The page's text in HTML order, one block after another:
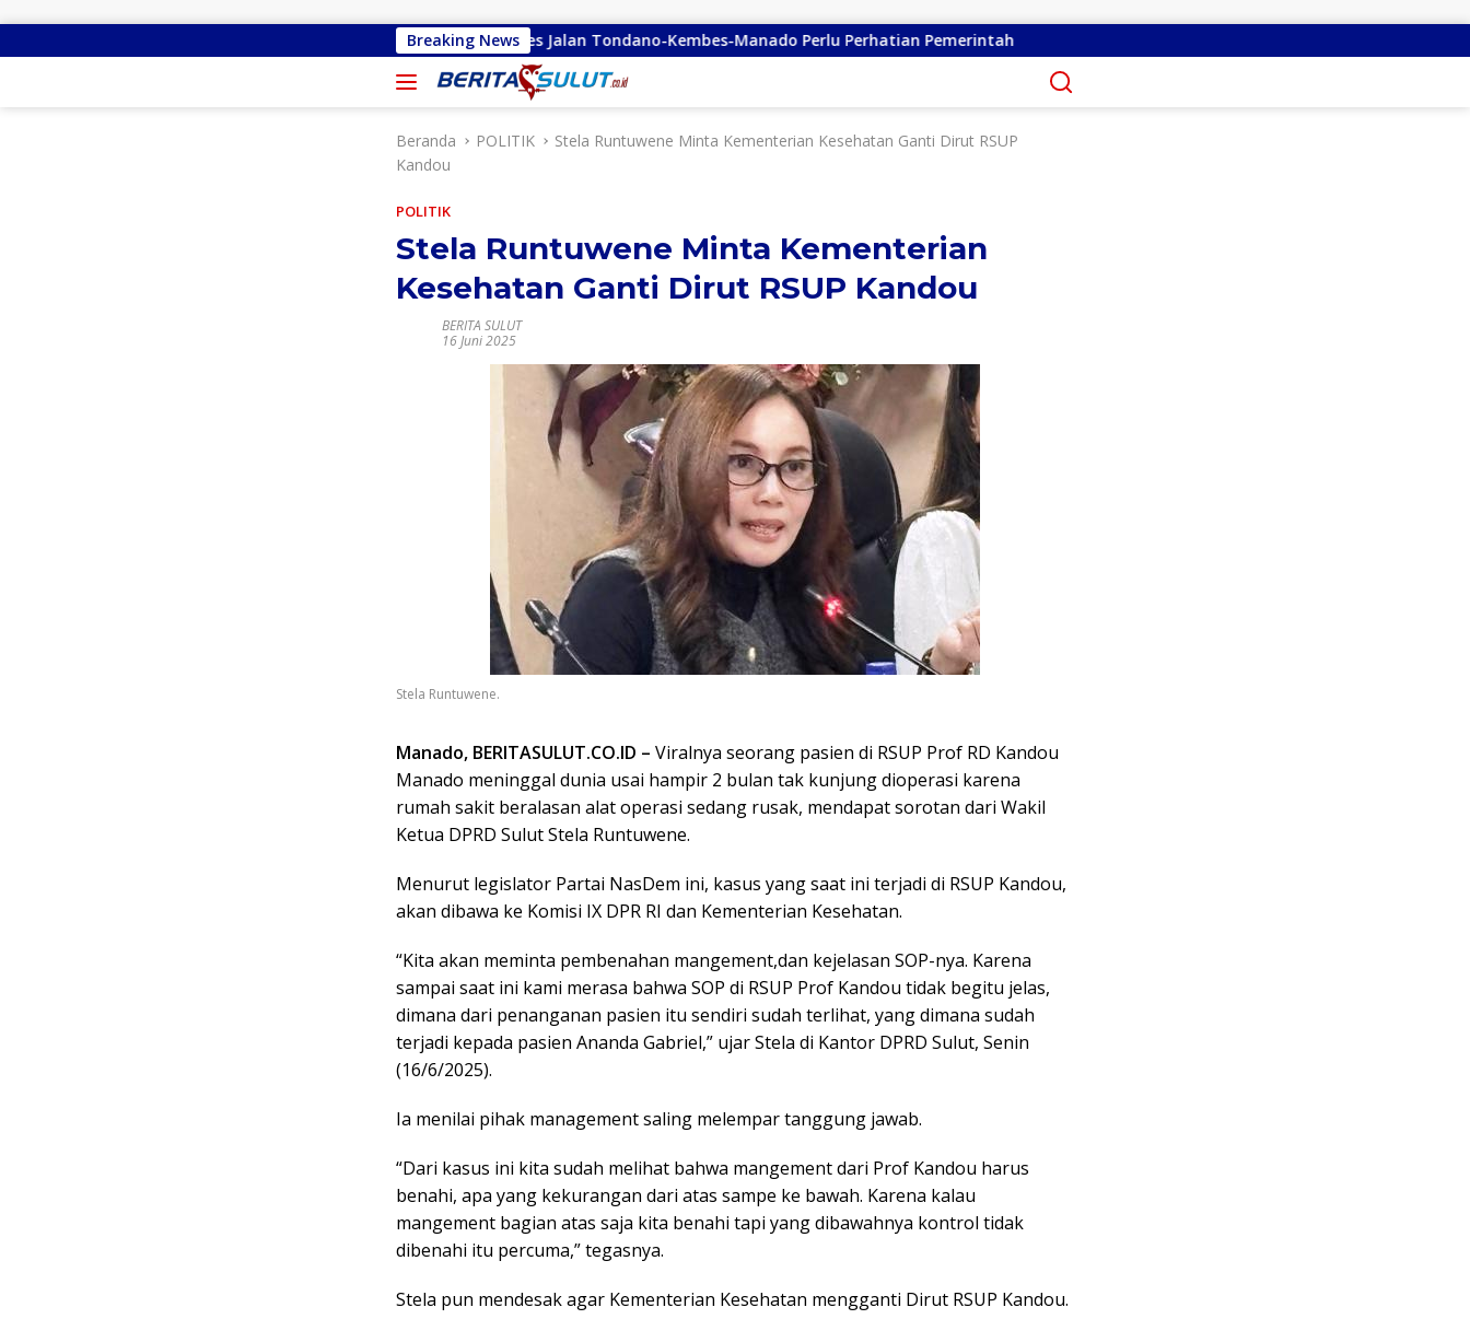
Breaking News
Gracia Yubelinda Oroh Sebut Akses Jalan Tondano-Kembes-Manado Perlu Perhatian Pemerintah Remly Kandoli Sukses Perjuangkan Perbaikan Jalan Pontak-Kalait
Beranda POLITIK
Stela Runtuwene Minta Kementerian Kesehatan Ganti Dirut RSUP
Kandou
POLITIK
Stela Runtuwene Minta Kementerian
Kesehatan Ganti Dirut RSUP Kandou
BERITA SULUT
16 Juni 2025
Stela Runtuwene.
Manado, BERITASULUT.CO.ID – Viralnya seorang pasien di RSUP Prof RD Kandou
Manado meninggal dunia usai hampir 2 bulan tak kunjung dioperasi karena
rumah sakit beralasan alat operasi sedang rusak, mendapat sorotan dari Wakil
Ketua DPRD Sulut Stela Runtuwene.
Menurut legislator Partai NasDem ini, kasus yang saat ini terjadi di RSUP Kandou,
akan dibawa ke Komisi IX DPR RI dan Kementerian Kesehatan.
“Kita akan meminta pembenahan mangement,dan kejelasan SOP-nya. Karena
sampai saat ini kami merasa bahwa SOP di RSUP Prof Kandou tidak begitu jelas,
dimana dari penanganan pasien itu sendiri sudah terlihat, yang dimana sudah
terjadi kepada pasien Ananda Gabriel,” ujar Stela di Kantor DPRD Sulut, Senin
(16/6/2025).
Ia menilai pihak management saling melempar tanggung jawab.
“Dari kasus ini kita sudah melihat bahwa mangement dari Prof Kandou harus
benahi, apa yang kekurangan dari atas sampe ke bawah. Karena kalau
mangement bagian atas saja kita benahi tapi yang dibawahnya kontrol tidak
dibenahi itu percuma,” tegasnya.
Stela pun mendesak agar Kementerian Kesehatan mengganti Dirut RSUP Kandou.